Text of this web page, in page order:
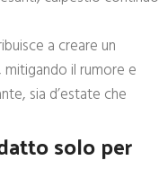
a creare un
il rumore e
sia d’estate che
solo per